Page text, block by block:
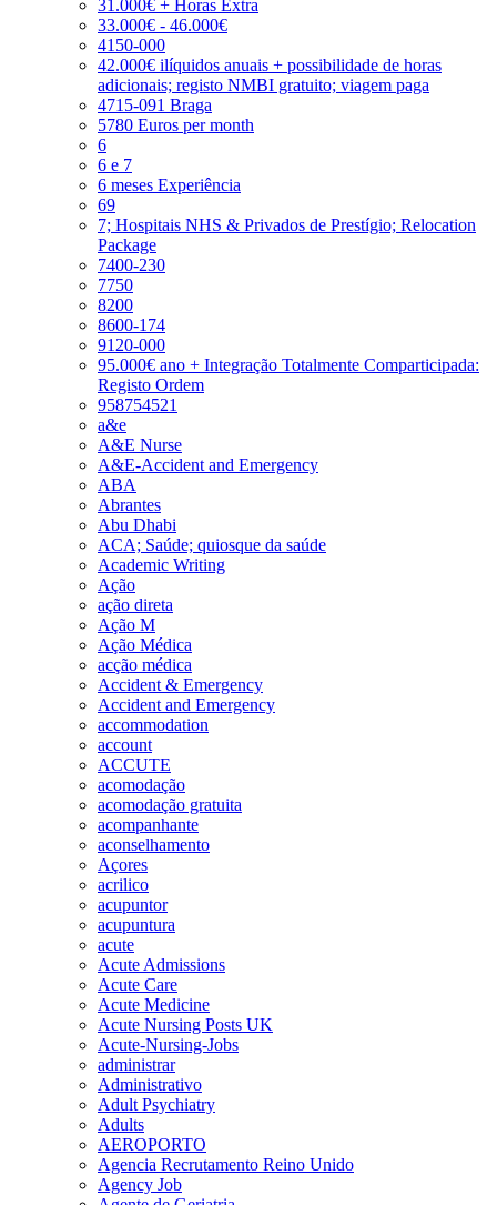
31.000€ + Horas Extra
33.000€ - 46.000€
4150-000
42.000€ ilíquidos anuais + possibilidade de horas
adicionais; registo NMBI gratuito; viagem paga
4715-091 Braga
5780 Euros per month
6
6 e 7
6 meses Experiência
69
7; Hospitais NHS & Privados de Prestígio; Relocation
Package
7400-230
7750
8200
8600-174
9120-000
95.000€ ano + Integração Totalmente Comparticipada:
Registo Ordem
958754521
a&e
A&E Nurse
A&E-Accident and Emergency
ABA
Abrantes
Abu Dhabi
ACA; Saúde; quiosque da saúde
Academic Writing
Ação
ação direta
Ação M
Ação Médica
acção médica
Accident & Emergency
Accident and Emergency
accommodation
account
ACCUTE
acomodação
acomodação gratuita
acompanhante
aconselhamento
Açores
acrilico
acupuntor
acupuntura
acute
Acute Admissions
Acute Care
Acute Medicine
Acute Nursing Posts UK
Acute-Nursing-Jobs
administrar
Administrativo
Adult Psychiatry
Adults
AEROPORTO
Agencia Recrutamento Reino Unido
Agency Job